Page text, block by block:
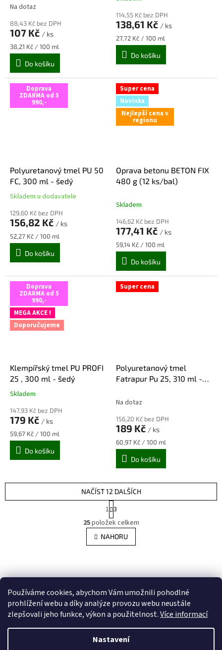
Používáme cookies, abychom Vám umožnili pohodlné
prohlížení webu a díky analýze provozu webu neustále
zlepšovali jeho funkce, výkon a použitelnost.Více informací
Nastavení
Na dotaz
88,43 Kč bez DPH
107 Kč / ks
Měrná
cena:
38,21 Kč / 100 ml
Do košíku
produktu
je
5,0
z
hvězdiček.
114,55 Kč bez DPH
138,61 Kč / ks
Měrná
cena:
27,72 Kč / 100 ml
Do košíku
Doprava
ZDARMA od 5
990,-
Polyuretanový tmel PU 50
FC, 300 ml - šedý
Průměrné
produktu
je
5,0
z
hvězdiček.
Skladem u dodavatele
129,60 Kč bez DPH
156,82 Kč / ks
Měrná
cena:
52,27 Kč / 100 ml
Do košíku
Super cena
Novinka
Nejlepší cena v
regionu
Oprava betonu BETON FIX
480 g (12 ks/bal)
Skladem
146,62 Kč bez DPH
177,41 Kč / ks
Měrná
cena:
59,14 Kč / 100 ml
Do košíku
Doprava
ZDARMA od 5
990,-
MEGA AKCE !
Doporučujeme
Klempířský tmel PU PROFI
25 , 300 ml - šedý
Průměrné
produktu
je
5,0
z
hvězdiček.
Skladem
147,93 Kč bez DPH
179 Kč / ks
Měrná
cena:
59,67 Kč / 100 ml
Do košíku
Super cena
Polyuretanový tmel
Fatrapur Pu 25, 310 ml -
Na dotaz
156,20 Kč bez DPH
189 Kč / ks
Měrná
cena:
60,97 Kč / 100 ml
Do košíku
O
v
l
á
c
p
r
v
k
y
v
NAČÍST 12 DALŠÍCH
t
r
á
n
k
á
n
í
1 3
25položek celkem
NAHORU
á
Vytvořil Shoptet